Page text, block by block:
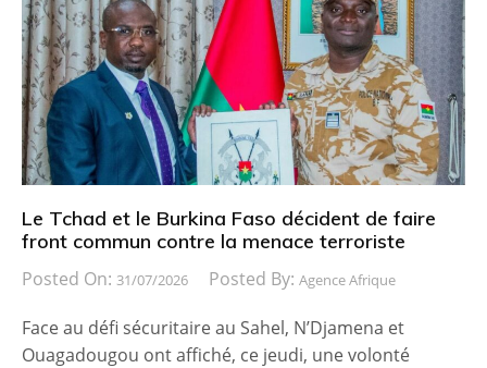
Le Tchad et le Burkina Faso décident de faire
front commun contre la menace terroriste
Posted On: 31/07/2026 Posted By: Agence Afrique
Face au défi sécuritaire au Sahel, N’Djamena et
Ouagadougou ont affiché, ce jeudi, une volonté